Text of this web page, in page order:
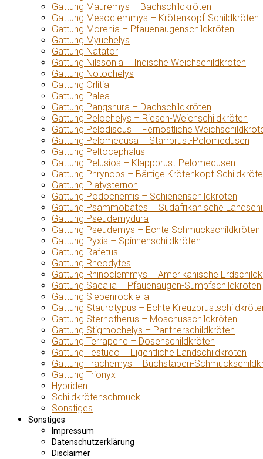
Gattung Mauremys – Bachschildkröten
Gattung Mesoclemmys – Krötenkopf-Schildkröten
Gattung Morenia – Pfauenaugenschildkröten
Gattung Myuchelys
Gattung Natator
Gattung Nilssonia – Indische Weichschildkröten
Gattung Notochelys
Gattung Orlitia
Gattung Palea
Gattung Pangshura – Dachschildkröten
Gattung Pelochelys – Riesen-Weichschildkröten
Gattung Pelodiscus – Fernöstliche
Gattung Pelomedusa – Starrbrust-Pelomedusen
Gattung Peltocephalus
Gattung Pelusios – Klappbrust-Pelomedusen
Gattung Phrynops – Bärtige Krötenkopf-
Gattung Platysternon
Gattung Podocnemis – Schienenschildkröten
Gattung Psammobates – Südafrikanische
Gattung Pseudemydura
Gattung Pseudemys – Echte Schmuckschildkröten
Gattung Pyxis – Spinnenschildkröten
Gattung Rafetus
Gattung Rheodytes
Gattung Rhinoclemmys – Amerikanische
Gattung Sacalia – Pfauenaugen-Sumpfschildkröten
Gattung Siebenrockiella
Gattung Staurotypus – Echte
Gattung Sternotherus – Moschusschildkröten
Gattung Stigmochelys – Pantherschildkröten
Gattung Terrapene – Dosenschildkröten
Gattung Testudo – Eigentliche Landschildkröten
Gattung Trachemys – Buchstaben-
Gattung Trionyx
Hybriden
Schildkrötenschmuck
Sonstiges
Sonstiges
Impressum
Datenschutzerklärung
Disclaimer